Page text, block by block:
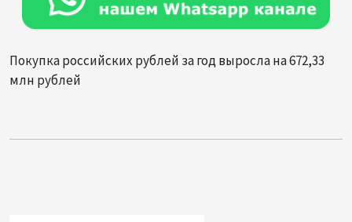
Покупка российских рублей за год выросла на 672,33
млн рублей